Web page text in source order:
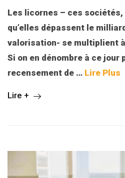
Les licornes – ces
qu’elles dépassent le
valorisation- se multiplient
Si on en dénombre à ce jour
recensement de … Lire Plus
Lire +